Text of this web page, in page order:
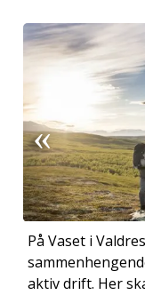
På Vaset i
aktiv drift. Her